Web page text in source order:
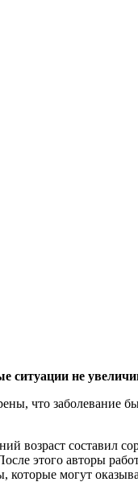
ситуации не
что заболевание
возраст составил
этого авторы
могут